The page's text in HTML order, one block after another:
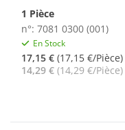
1 Pièce
n°: 7081 0300 (001)
En Stock
17,15 € (17,15 €/Pièce)
14,29 € (14,29 €/